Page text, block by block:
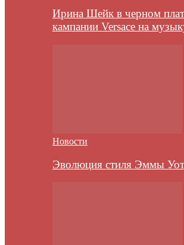
Ирина Шейк в черном
кампании Versace на
Новости
Эволюция стиля Эммы